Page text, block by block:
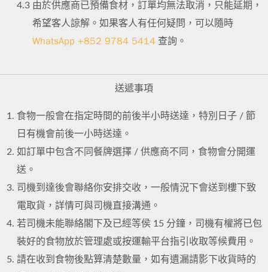
4.3 由於供應商已預備食材，訂單均無法取消，只能延期，
希望客人諒解。如果客人有任何疑問，可以隨時
WhatsApp +852 9784 5414 查詢。
送遞事項
食物一般會在指定時間的前後半小時送達，特別日子 / 節
日有機會前後一小時送達。
如訂單中包含不同餐牌選擇 / 供應商不同，食物會分開運
送。
司機到達後會聯絡你安排交收，一般情況下會送到樓下致
電取貨，詳情可與司機直接溝通。
若司機未能聯絡閣下及已經等侯 15 分鐘，司機有權將已包
裝好的食物放於管理處或按運輸平台指引收取等候費用。
請在收到食物後點算清楚數量，如有遺漏請影下收貨時的